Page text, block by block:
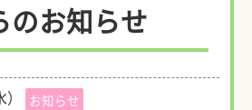
のお知らせ
お知らせ